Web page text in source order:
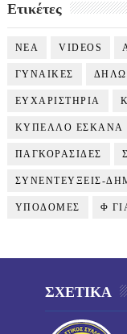
Ετικέτες
NEA VIDEOS
ΓΥΝΑΙΚΕΣ
ΕΥΧΑΡΙΣΤΗΡΙΑ
ΚΥΠΕΛΛΟ ΕΣΚΑΝΑ
ΠΑΓΚΟΡΑΣΙΔΕΣ
ΣΥΝΕΝΤΕΥΞΕΙΣ-
ΥΠΟΔΟΜΕΣ Φ
ΣΧΕΤΙΚΑ